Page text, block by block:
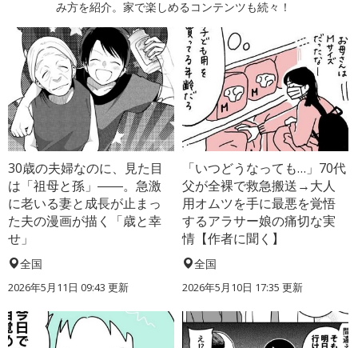
み方を紹介。家で楽しめるコンテンツも続々！
30歳の夫婦なのに、見た目
は「祖母と孫」――。急激
に老いる妻と成長が止まっ
た夫の漫画が描く「歳と幸
せ」
全国
2026年5月11日 09:43 更新
「いつどうなっても…」70代
父が全裸で救急搬送→大人
用オムツを手に最悪を覚悟
するアラサー娘の痛切な実
情【作者に聞く】
全国
2026年5月10日 17:35 更新